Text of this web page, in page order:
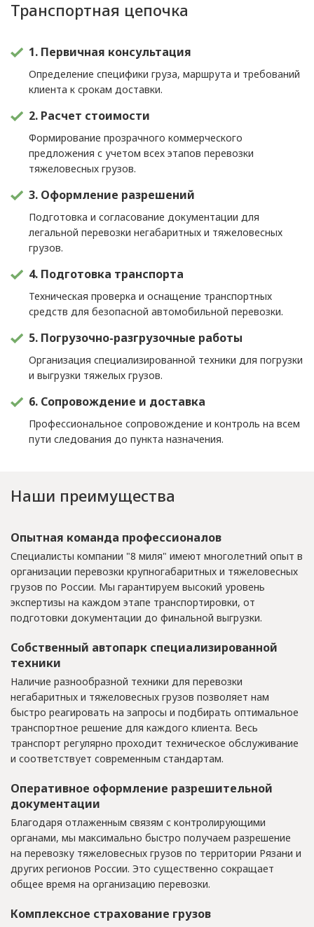
Транспортная цепочка
1. Первичная консультация
Определение специфики груза, маршрута и требований
клиента к срокам доставки.
2. Расчет стоимости
Формирование прозрачного коммерческого
предложения с учетом всех этапов перевозки
тяжеловесных грузов.
3. Оформление разрешений
Подготовка и согласование документации для
легальной перевозки негабаритных и тяжеловесных
грузов.
4. Подготовка транспорта
Техническая проверка и оснащение транспортных
средств для безопасной автомобильной перевозки.
5. Погрузочно-разгрузочные работы
Организация специализированной техники для погрузки
и выгрузки тяжелых грузов.
6. Сопровождение и доставка
Профессиональное сопровождение и контроль на всем
пути следования до пункта назначения.
Наши преимущества
Опытная команда профессионалов
Специалисты компании "8 миля" имеют многолетний опыт в
организации перевозки крупногабаритных и тяжеловесных
грузов по России. Мы гарантируем высокий уровень
экспертизы на каждом этапе транспортировки, от
подготовки документации до финальной выгрузки.
Собственный автопарк специализированной
техники
Наличие разнообразной техники для перевозки
негабаритных и тяжеловесных грузов позволяет нам
быстро реагировать на запросы и подбирать оптимальное
транспортное решение для каждого клиента. Весь
транспорт регулярно проходит техническое обслуживание
и соответствует современным стандартам.
Оперативное оформление разрешительной
документации
Благодаря отлаженным связям с контролирующими
органами, мы максимально быстро получаем разрешение
на перевозку тяжеловесных грузов по территории Рязани и
других регионов России. Это существенно сокращает
общее время на организацию перевозки.
Комплексное страхование грузов